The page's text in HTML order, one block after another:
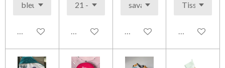
Voir les détails Voir les détails Voir les détails Voir les